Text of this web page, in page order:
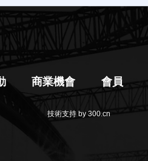
商業機會 會員
技術支持 by 300.cn